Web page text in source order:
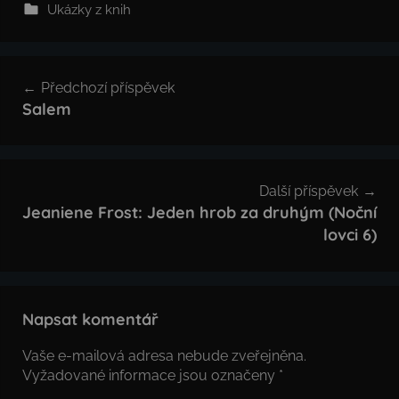
Ukázky z knih
pro
Předchozí příspěvek
Salem
Další příspěvek
Jeaniene Frost: Jeden hrob za druhým (Noční
lovci 6)
Napsat komentář
Vaše e-mailová adresa nebude zveřejněna.
Vyžadované informace jsou označeny *